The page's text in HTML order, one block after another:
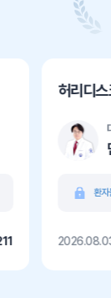
허리디
환